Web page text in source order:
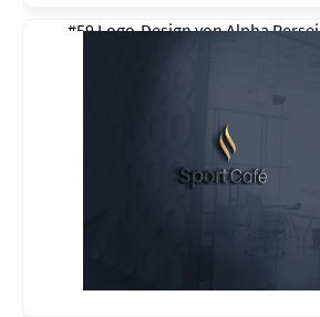
#59 Logo-Design vonAlpha Persei